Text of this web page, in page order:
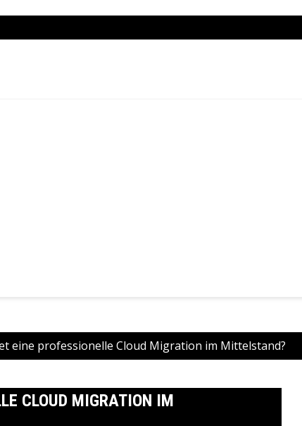
eine professionelle Cloud Migration im Mittelstand?
CLOUD MIGRATION IM